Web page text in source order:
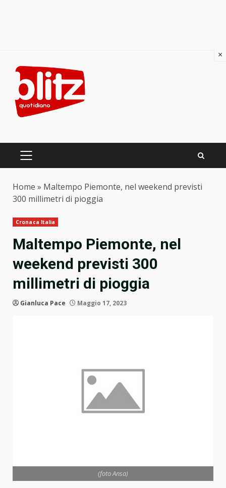
content
PRIMARY
Home » Maltempo Piemonte, nel weekend previsti
300 millimetri di pioggia
Cronaca Italia
Maltempo Piemonte, nel
weekend previsti 300
millimetri di pioggia
Gianluca Pace Maggio 17, 2023
(foto Ansa)
×